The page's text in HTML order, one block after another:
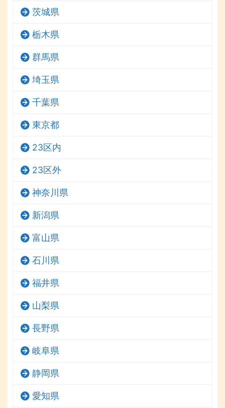
茨城県
栃木県
群馬県
埼玉県
千葉県
東京都
23区内
23区外
神奈川県
新潟県
富山県
石川県
福井県
山梨県
長野県
岐阜県
静岡県
愛知県